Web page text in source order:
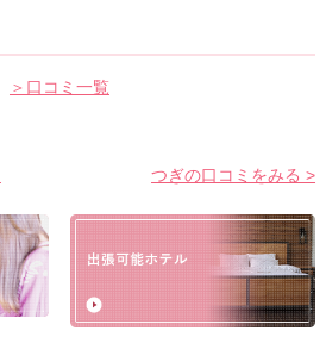
＞口コミ一覧
つぎの口コミをみる >